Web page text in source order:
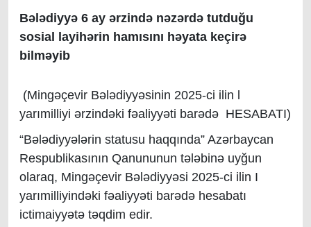
Bələdiyyə 6 ay ərzində nəzərdə tutduğu
sosial layihərin hamısını həyata keçirə
bilməyib
(Mingəçevir Bələdiyyəsinin 2025-ci ilin l
yarımilliyi ərzindəki fəaliyyəti barədə HESABATI)
“Bələdiyyələrin statusu haqqında” Azərbaycan
Respublikasının Qanununun tələbinə uyğun
olaraq, Mingəçevir Bələdiyyəsi 2025-ci ilin I
yarımilliyindəki fəaliyyəti barədə hesabatı
ictimaiyyətə təqdim edir.